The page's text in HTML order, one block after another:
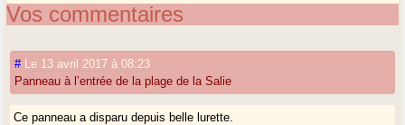
Vos commentaires
#
Le 13 avril 2017 à 08:23
Panneau à l’entrée de la plage de la Salie
Ce panneau a disparu depuis belle lurette.